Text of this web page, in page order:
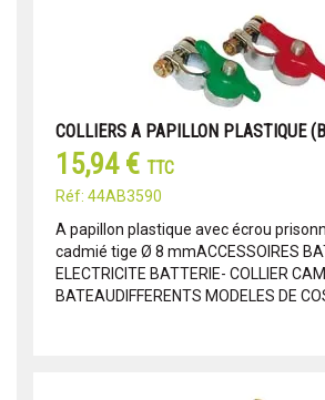
COLLIERS A PAPILLON PLASTIQUE
15,94 € TTC
Réf: 44AB3590
A papillon plastique avec écrou
cadmié tige Ø 8 mmACCESSOIRES
ELECTRICITE BATTERIE- COLLIER
BATEAUDIFFERENTS MODELES DE